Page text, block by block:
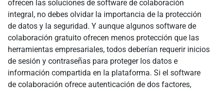
ofrecen las soluciones de software de colaboración
integral, no debes olvidar la importancia de la protección
de datos y la seguridad. Y aunque algunos software de
colaboración gratuito ofrecen menos protección que las
herramientas empresariales, todos deberían requerir inicios
de sesión y contraseñas para proteger los datos e
información compartida en la plataforma. Si el software
de colaboración ofrece autenticación de dos factores,